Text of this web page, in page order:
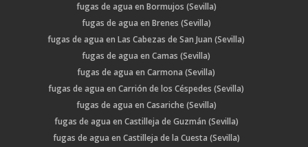
fugas de agua en Bormujos (Sevilla)
fugas de agua en Brenes (Sevilla)
fugas de agua en Las Cabezas de San Juan (Sevilla)
fugas de agua en Camas (Sevilla)
fugas de agua en Carmona (Sevilla)
fugas de agua en Carrión de los Céspedes (Sevilla)
fugas de agua en Casariche (Sevilla)
fugas de agua en Castilleja de Guzmán (Sevilla)
fugas de agua en Castilleja de la Cuesta (Sevilla)